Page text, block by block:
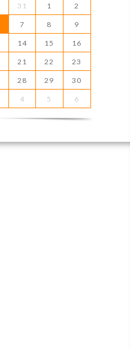
31 1 2
7 8 9
14 15 16
21 22 23
28 29 30
4 5 6